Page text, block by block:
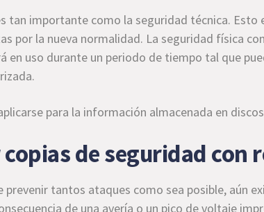
tan importante como la seguridad técnica. Esto
por la nueva normalidad. La seguridad física
en uso durante un periodo de tiempo tal que
para la información almacenada en
copias de seguridad con
prevenir tantos ataques como sea posible, aún
de una avería o un pico de voltaje